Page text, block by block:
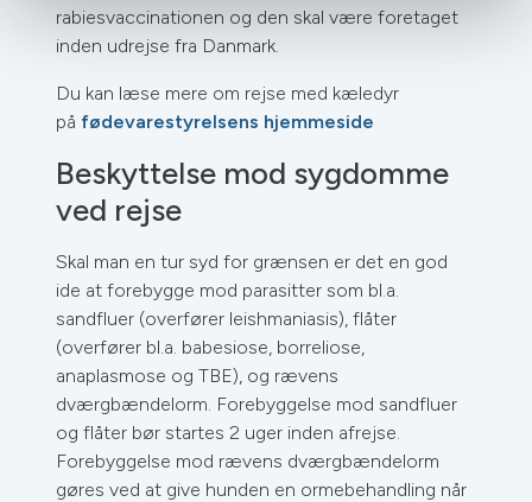
rabiesvaccinationen og den skal være foretaget
inden udrejse fra Danmark.
Du kan læse mere om rejse med kæledyr
på fødevarestyrelsens hjemmeside
Beskyttelse mod sygdomme
ved rejse
Skal man en tur syd for grænsen er det en god
ide at forebygge mod parasitter som bl.a.
sandfluer (overfører leishmaniasis), flåter
(overfører bl.a. babesiose, borreliose,
anaplasmose og TBE), og rævens
dværgbændelorm. Forebyggelse mod sandfluer
og flåter bør startes 2 uger inden afrejse.
Forebyggelse mod rævens dværgbændelorm
gøres ved at give hunden en ormebehandling når